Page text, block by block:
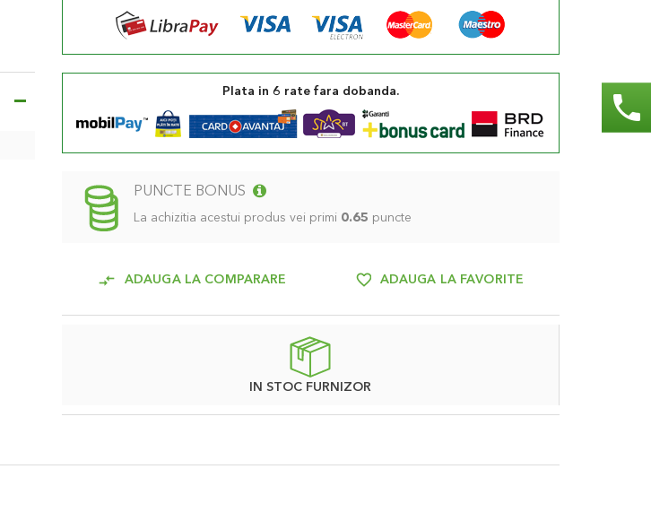
Plata in 6 rate fara dobanda.
PUNCTE BONUS
La achizitia acestui produs vei primi 0.65 puncte
ADAUGA LA COMPARARE ADAUGA LA FAVORITE
IN STOC FURNIZOR
phone